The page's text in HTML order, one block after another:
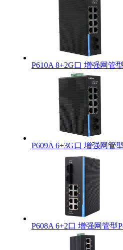
P610A 8+2G口 增强网管
P609A 6+3G口 增强网管
P608A 6+2口 增强网管型